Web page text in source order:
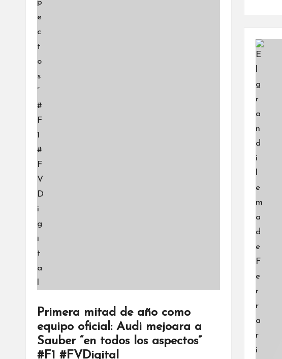
Primera mitad de año como
equipo oficial: Audi mejoara a
Sauber “en todos los aspectos”
#F1 #FVDigital